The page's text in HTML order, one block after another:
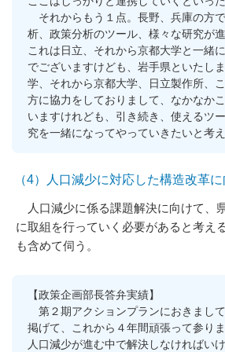
それからもう１点。長野、兵庫の方
析、政策分析のツール、様々な研究が
これは日立、それから京都大学と一緒
でございますけども、岩手県といたし
学、それから京都大学、日立製作所、
方に協力をしておりまして、なかなか
いますけれども、引き続き、使えるツ
究を一緒になってやっていきたいと考え
（4）人口減少に対応した構造改革
人口減少に係る課題解決に向けて、
に取組を行っていく必要があると考え
も含めて伺う。
【政策企画部長答弁実績】
第２期アクションプランにおきまし
掲げて、これから４年間頑張って参り
人口減少が進む中で解決しなければい